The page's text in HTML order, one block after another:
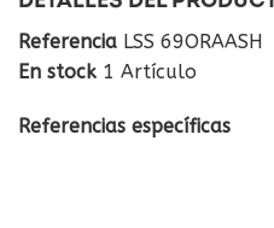
Referencia LSS 69ORAASH
En stock 1 Artículo
Referencias específicas